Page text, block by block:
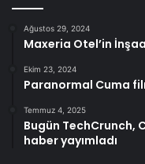
Ağustos 29, 2024
Maxeria Otel’in
Ekim 23, 2024
Paranormal Cuma
Temmuz 4, 2025
Bugün
haber yayımladı